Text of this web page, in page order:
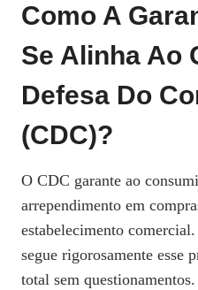
Como A
Se Alinha Ao
Defesa Do
(CDC)?
O CDC garante ao
arrependimento em
estabelecimento
segue rigorosamente esse
total sem questionamentos.